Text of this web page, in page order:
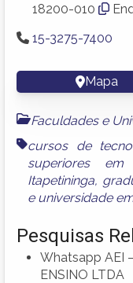
18200-010
15-3275-7400
Mapa
Faculdades e
cursos de
superiores em
Itapetininga,
e universidade
Pesquisas
Whatsapp AEI
ENSINO LTDA